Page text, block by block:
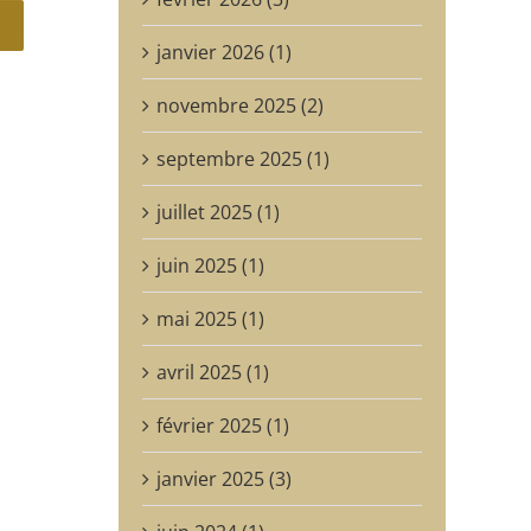
janvier 2026 (1)
novembre 2025 (2)
septembre 2025 (1)
juillet 2025 (1)
juin 2025 (1)
mai 2025 (1)
avril 2025 (1)
février 2025 (1)
janvier 2025 (3)